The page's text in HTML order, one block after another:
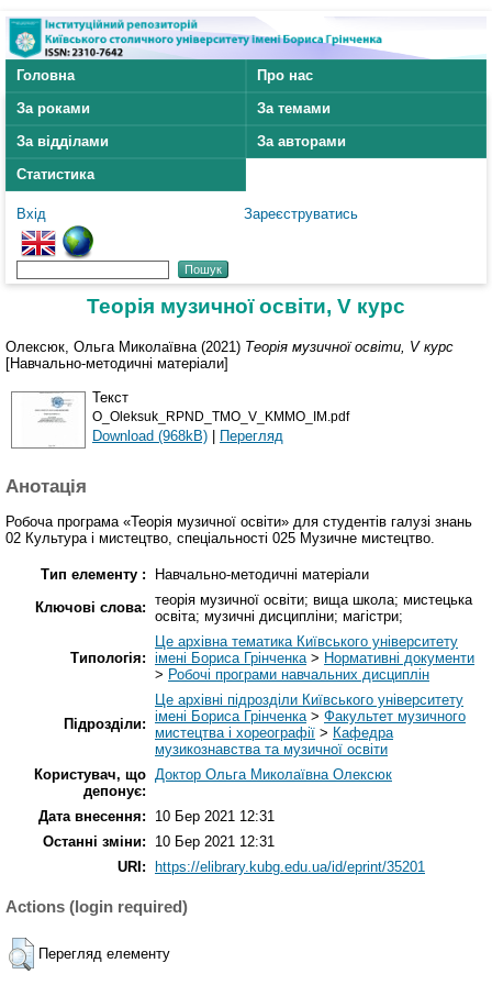
Головна
Про нас
За роками
За темами
За відділами
За авторами
Статистика
Вхід Зареєструватись
Теорія музичної освіти, V курс
Олексюк, Ольга Миколаївна (2021) Теорія музичної освіти, V курс
[Навчально-методичні матеріали]
Текст
O_Oleksuk_RPND_TMO_V_KMMO_IM.pdf
Download (968kB) | Перегляд
Анотація
Робоча програма «Теорія музичної освіти» для студентів галузі знань
02 Культура і мистецтво, спеціальності 025 Музичне мистецтво.
Тип елементу :
Навчально-методичні матеріали
Ключові слова: теорія музичної освіти; вища школа; мистецька
освіта; музичні дисципліни; магістри;
Типологія:
Це архівна тематика Київського університету
імені Бориса Грінченка> Нормативні документи
> Робочі програми навчальних дисциплін
Підрозділи:
Це архівні підрозділи Київського університету
імені Бориса Грінченка> Факультет музичного
мистецтва і хореографії > Кафедра
музикознавства та музичної освіти
Користувач, що
депонує:
Доктор Ольга Миколаївна Олексюк
Дата внесення:
10 Бер 2021 12:31
Останні зміни:
10 Бер 2021 12:31
URI:
https://elibrary.kubg.edu.ua/id/eprint/35201
Actions (login required)
Перегляд елементу